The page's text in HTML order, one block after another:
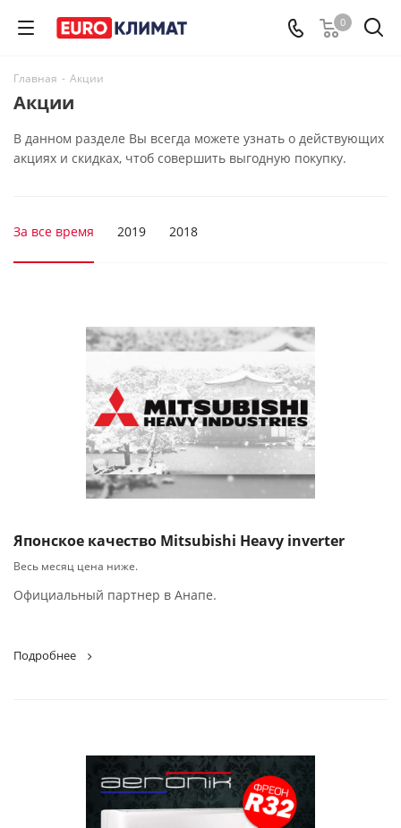
0
Главная - Акции
Акции
В данном разделе Вы всегда можете узнать о действующих
акциях и скидках, чтоб совершить выгодную покупку.
За все время 2019 2018
Японское качество Mitsubishi Heavy inverter
Весь месяц цена ниже.
Официальный партнер в Анапе.
Подробнее